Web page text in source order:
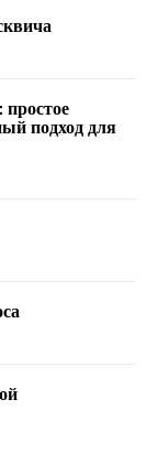
подход для